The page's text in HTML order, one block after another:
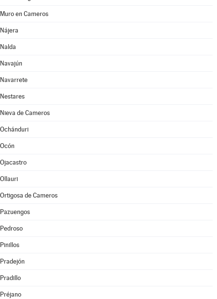
Muro en Cameros
Nájera
Nalda
Navajún
Navarrete
Nestares
Nieva de Cameros
Ochánduri
Ocón
Ojacastro
Ollauri
Ortigosa de Cameros
Pazuengos
Pedroso
Pinillos
Pradejón
Pradillo
Préjano